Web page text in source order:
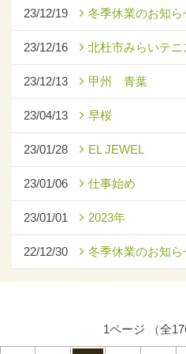
23/12/19 冬季休業のお知ら
23/12/16 北杜市みらいテ
23/12/13 甲州 青葉
23/04/13 早桜
23/01/28 EL JEWEL
23/01/06 仕事始め
23/01/01 2023年
22/12/30 冬季休業のお知ら
1ページ （全